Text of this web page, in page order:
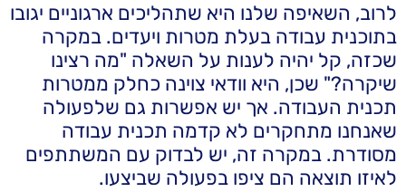
לרוב, השאיפה שלנו היא שתהליכים ארגוניים יגובו
בתוכנית עבודה בעלת מטרות ויעדים. במקרה
שכזה, קל יהיה לענות על השאלה "מה רצינו
שיקרה?" שכן, היא וודאי צוינה כחלק ממטרות
תכנית העבודה. אך יש אפשרות גם שלפעולה
שאנחנו מתחקרים לא קדמה תכנית עבודה
מסודרת. במקרה זה, יש לבדוק עם המשתתפים
לאיזו תוצאה הם ציפו בפעולה שביצעו.